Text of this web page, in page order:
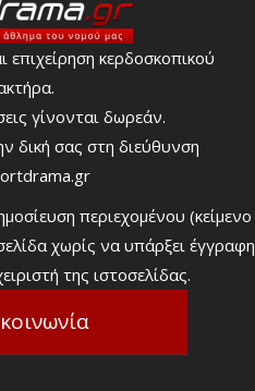
κερδοσκοπικού
γίνονται δωρεάν.
δική σας στη διεύθυνση
περιεχομένου (κείμενο
χωρίς να υπάρξει έγγραφη
της ιστοσελίδας.